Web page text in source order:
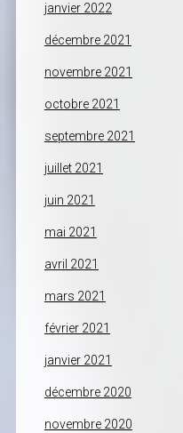
janvier 2022
décembre 2021
novembre 2021
octobre 2021
septembre 2021
juillet 2021
juin 2021
mai 2021
avril 2021
mars 2021
février 2021
janvier 2021
décembre 2020
novembre 2020